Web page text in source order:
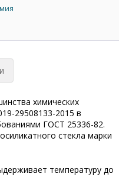
химических
29508133-2015 в
ГОСТ 25336-82.
стекла марки
температуру до